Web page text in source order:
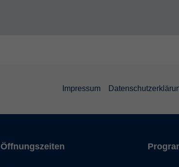
Impressum
Öffnungszeiten